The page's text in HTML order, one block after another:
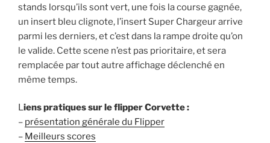
stands lorsqu’ils sont vert, une fois la course gagnée,
un insert bleu clignote, l’insert Super Chargeur arrive
parmi les derniers, et c’est dans la rampe droite qu’on
le valide. Cette scene n’est pas prioritaire, et sera
remplacée par tout autre affichage déclenché en
même temps.
Liens pratiques sur le flipper Corvette :
– présentation générale du Flipper
– Meilleurs scores